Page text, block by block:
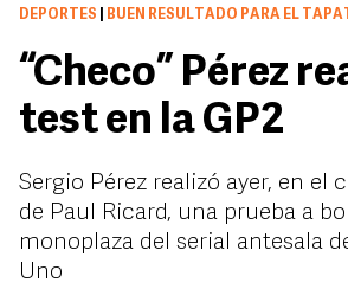
DEPORTES BUEN RESULTADO PARA EL
“Checo” Pérez
test en la GP2
Sergio Pérez realizó ayer, en el
de Paul Ricard, una prueba a
monoplaza del serial antesala
Uno